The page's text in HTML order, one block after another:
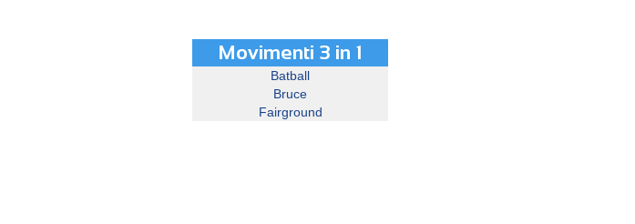
Movimenti 3 in 1
Batball
Bruce
Fairground